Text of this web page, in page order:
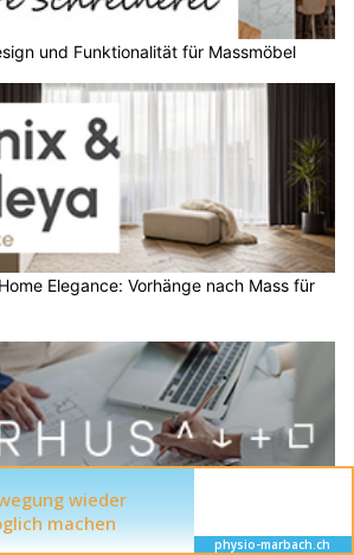
und Funktionalität für Massmöbel
Elegance: Vorhänge nach Mass für
Architekturberatung in Glarus